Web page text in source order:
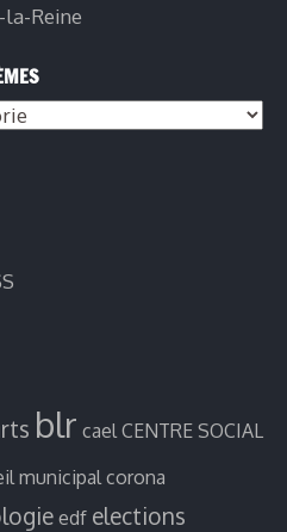
Reine
blr cael CENTRE SOCIAL
municipal corona
edf elections